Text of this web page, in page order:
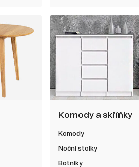
Komody a skříňky
Komody
Noční stolky
Botníky